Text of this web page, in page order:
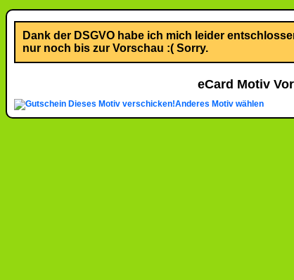
Dank der DSGVO habe ich mich leider
nur noch bis zur Vorschau :( Sorry.
eCard Motiv
Dieses Motiv verschicken!Anderes Motiv wählen